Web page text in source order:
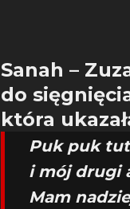
Sanah –
do
która
Puk puk
i mój drugi
Mam